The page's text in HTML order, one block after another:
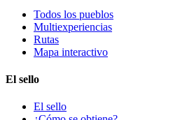
Todos los pueblos
Multiexperiencias
Rutas
Mapa interactivo
El sello
El sello